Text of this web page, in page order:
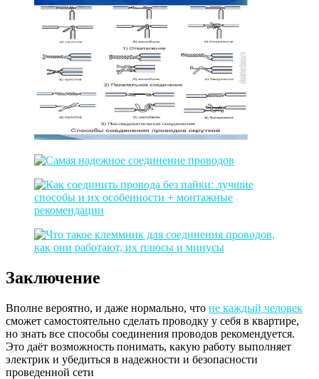
Заключение
Вполне вероятно, и даже нормально, что не каждый человек
сможет самостоятельно сделать проводку у себя в квартире,
но знать все способы соединения проводов рекомендуется.
Это даёт возможность понимать, какую работу выполняет
электрик и убедиться в надежности и безопасности
проведенной сети